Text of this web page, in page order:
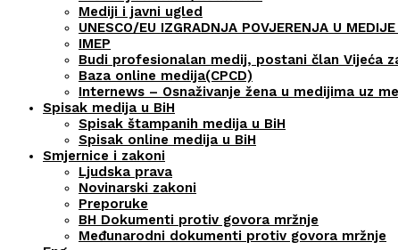
Mediji i javni ugled
UNESCO/EU IZGRADNJA POVJERENJA U
IMEP
Budi profesionalan medij, postani član Vijeća
Baza online medija(CPCD)
Internews – Osnaživanje žena u medijima uz
Spisak medija u BiH
Spisak štampanih medija u BiH
Spisak online medija u BiH
Smjernice i zakoni
Ljudska prava
Novinarski zakoni
Preporuke
BH Dokumenti protiv govora mržnje
Međunarodni dokumenti protiv govora mržnje